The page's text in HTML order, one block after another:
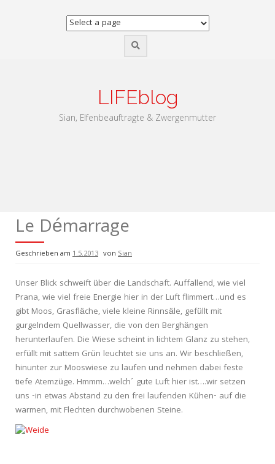
LIFEblog
Sian, Elfenbeauftragte & Zwergenmutter
Le Démarrage
Geschrieben am 1.5.2013 von Sian
Unser Blick schweift über die Landschaft. Auffallend, wie viel
Prana, wie viel freie Energie hier in der Luft flimmert…und es
gibt Moos, Grasfläche, viele kleine Rinnsäle, gefüllt mit
gurgelndem Quellwasser, die von den Berghängen
herunterlaufen. Die Wiese scheint in lichtem Glanz zu stehen,
erfüllt mit sattem Grün leuchtet sie uns an. Wir beschließen,
hinunter zur Mooswiese zu laufen und nehmen dabei feste
tiefe Atemzüge. Hmmm…welch´ gute Luft hier ist….wir setzen
uns -in etwas Abstand zu den frei laufenden Kühen- auf die
warmen, mit Flechten durchwobenen Steine.